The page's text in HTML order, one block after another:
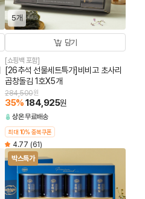
5개
담기
[쇼핑백 포함]
[26추석 선물세트특가]비비고 초사리
곱창돌김 1호X5개
284,500원
35%184,925원
상온무료배송
최대 10% 중복쿠폰
4.77 (61)
박스특가